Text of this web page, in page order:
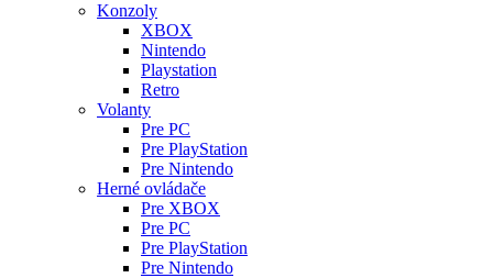
Konzoly
XBOX
Nintendo
Playstation
Retro
Volanty
Pre PC
Pre PlayStation
Pre Nintendo
Herné ovládače
Pre XBOX
Pre PC
Pre PlayStation
Pre Nintendo